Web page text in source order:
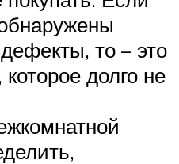
то – это
долго не